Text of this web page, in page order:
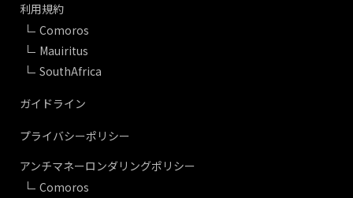
利用規約
Comoros
Mauiritus
SouthAfrica
ガイドライン
プライバシーポリシー
アンチマネーロンダリングポリシー
Comoros